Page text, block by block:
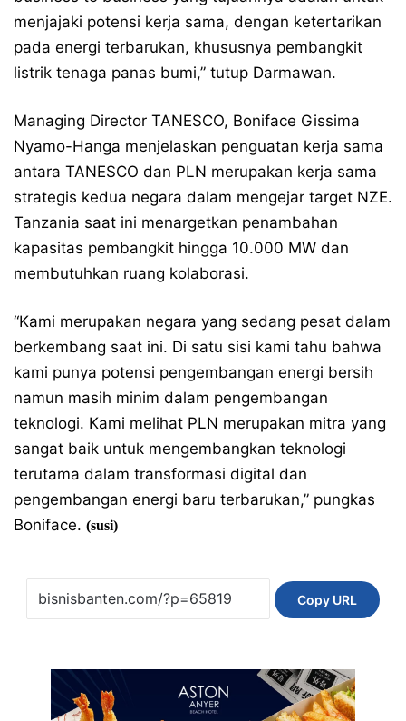
menjajaki potensi kerja sama, dengan ketertarikan
pada energi terbarukan, khususnya pembangkit
listrik tenaga panas bumi,” tutup Darmawan.
Managing Director TANESCO, Boniface Gissima
Nyamo-Hanga menjelaskan penguatan kerja sama
antara TANESCO dan PLN merupakan kerja sama
strategis kedua negara dalam mengejar target NZE.
Tanzania saat ini menargetkan penambahan
kapasitas pembangkit hingga 10.000 MW dan
membutuhkan ruang kolaborasi.
“Kami merupakan negara yang sedang pesat dalam
berkembang saat ini. Di satu sisi kami tahu bahwa
kami punya potensi pengembangan energi bersih
namun masih minim dalam pengembangan
teknologi. Kami melihat PLN merupakan mitra yang
sangat baik untuk mengembangkan teknologi
terutama dalam transformasi digital dan
pengembangan energi baru terbarukan,” pungkas
Boniface. (susi)
Copy URL